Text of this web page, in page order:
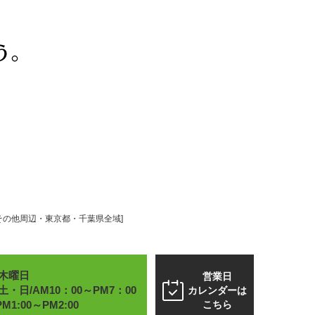
他周辺・東京都・千葉県全域]
曜日
・日/AM10：00～PM7：00
～PM2:00
営業日
カレンダーは
こちら